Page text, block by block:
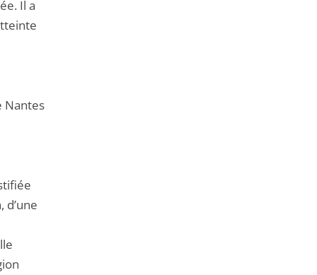
Il a
Nantes
d’une